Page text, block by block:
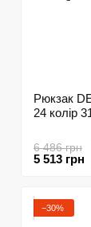
Рюкзак
24 колір
6 486 грн
5 513 грн
−30%